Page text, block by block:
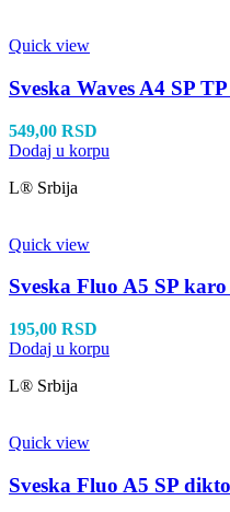
Quick view
Sveska Waves A4 SP
549,00 RSD
Dodaj u korpu
L® Srbija
Quick view
Sveska Fluo A5 SP
195,00 RSD
Dodaj u korpu
L® Srbija
Quick view
Sveska Fluo A5 SP